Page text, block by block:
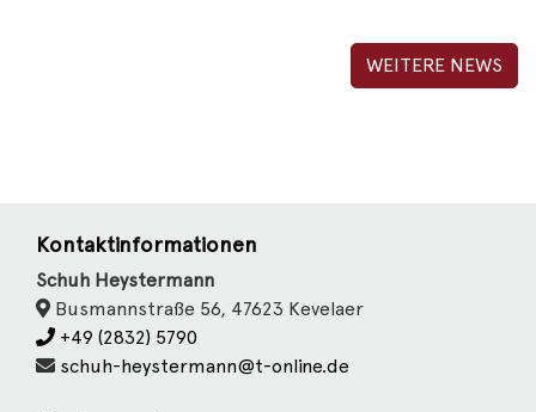
WEITERE NEWS
Kontaktinformationen
Schuh Heystermann
Busmannstraße 56, 47623 Kevelaer
+49 (2832) 5790
schuh-heystermann@t-online.de